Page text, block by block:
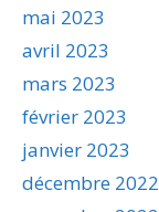
mai 2023
avril 2023
mars 2023
février 2023
janvier 2023
décembre 2022